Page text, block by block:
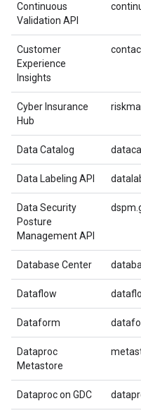
Continuous
Validation API
Customer
Experience
Insights
Cyber Insurance
Hub
Data Catalog
Data Labeling API
Data Security
Posture
Management API
Database Center
Dataflow
Dataform
Dataproc
Metastore
Dataproc on GDC